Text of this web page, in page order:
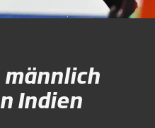
männlich
Indien